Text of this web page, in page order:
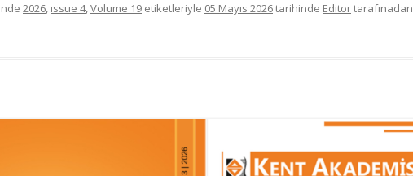
2026, ıssue 4,Volume 19 etiketleriyle 05 Mayıs 2026tarihinde Editortarafınadan